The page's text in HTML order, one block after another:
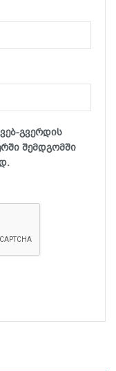
გვერდის
შემდგომში